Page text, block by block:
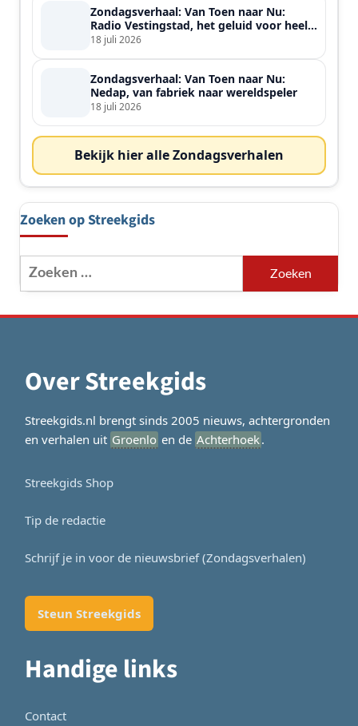
Zondagsverhaal: Van Toen naar Nu:
Radio Vestingstad, het geluid voor heel
de streek
18 juli 2026
Zondagsverhaal: Van Toen naar Nu:
Nedap, van fabriek naar wereldspeler
18 juli 2026
Bekijk hier alle Zondagsverhalen
Zoeken op Streekgids
Zoeken
naar:
Over Streekgids
Streekgids.nl brengt sinds 2005 nieuws, achtergronden
en verhalen uit Groenlo en de Achterhoek.
Streekgids Shop
Tip de redactie
Schrijf je in voor de nieuwsbrief (Zondagsverhalen)
Steun Streekgids
Handige links
Contact